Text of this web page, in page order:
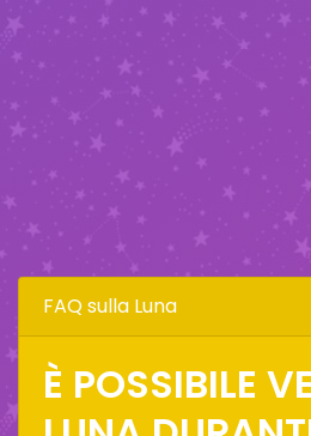
FAQ sulla Luna
È POSSIBILE